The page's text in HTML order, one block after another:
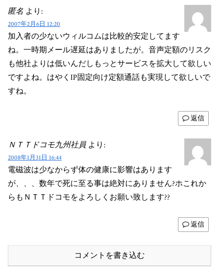
匿名 より:
2007年2月6日 12:20
加入者の少ないウィルコムは比較的安定してます
ね。一時期メール遅延はありましたが。音声定額のリスク
も他社よりは低いんだしもっとサービスを拡大して欲しい
ですよね。はやくIP固定向け定額通話も実現して欲しいで
すね。
返信
ＮＴＴドコモ九州社員 より:
2008年1月31日 16:44
電磁波は少なからず体の健康に影響はあります
が、、、数年で死に至る事は絶対にありません?ホこれか
らもＮＴＴドコモをよろしくお願い致します??
返信
コメントを書き込む